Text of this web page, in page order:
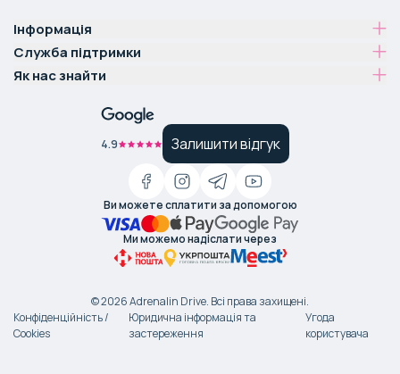
Інформація
Служба підтримки
Як нас знайти
4.9 Залишити відгук
Ви можете сплатити за допомогою
Ми можемо надіслати через
©2026Adrenalin Drive. Всі права захищені.
Конфіденційність /
Cookies
Юридична інформація та
застереження
Угода
користувача